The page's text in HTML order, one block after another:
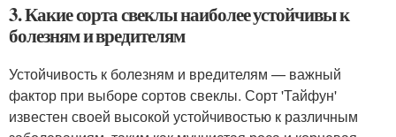
3. Какие сорта свеклы наиболее устойчивы к
болезням и вредителям
Устойчивость к болезням и вредителям — важный
фактор при выборе сортов свеклы. Сорт 'Тайфун'
известен своей высокой устойчивостью к различным